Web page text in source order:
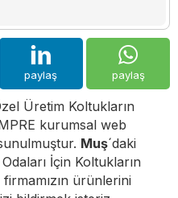
paylaş paylaş
Üretim Koltukların
kurumsal web
Muş´daki
İçin Koltukların
firmamızın ürünlerini